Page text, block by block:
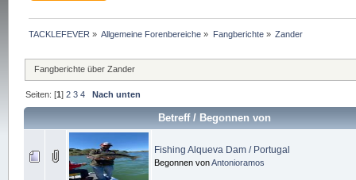
TACKLEFEVER » Allgemeine Forenbereiche » Fangberichte» Zander
Fangberichte über Zander
Seiten: [1]2 3 4 Nach unten
Betreff/ Begonnen von
Fishing Alqueva Dam / Portugal
Begonnen vonAntonioramos